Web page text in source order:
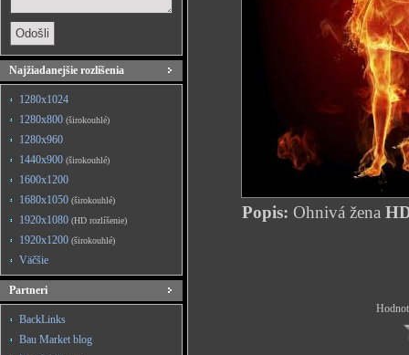
Najžiadanejšie rozlíšenia
1280x1024
1280x800 (širokouhlé)
1280x960
1440x900 (širokouhlé)
1600x1200
1680x1050 (širokouhlé)
1920x1080 (HD rozlíšenie)
1920x1200 (širokouhlé)
Väčšie
Partneri
BackLinks
Bau Market blog
Popis: Ohnivá žena